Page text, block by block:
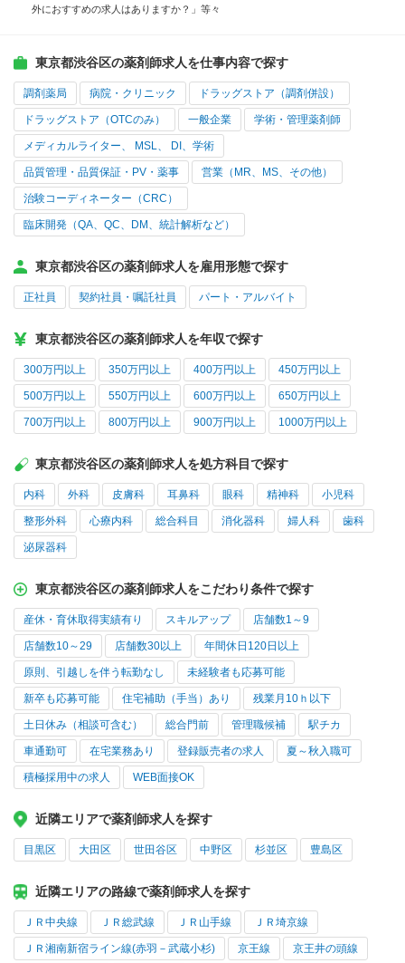
外におすすめの求人はありますか？」等々
東京都渋谷区の薬剤師求人を仕事内容で探す
調剤薬局 病院・クリニック ドラッグストア（調剤併設）
ドラッグストア（OTCのみ） 一般企業 学術・管理薬剤師
メディカルライター、 MSL、 DI、学術
品質管理・品質保証・PV・薬事 営業（MR、MS、その他）
治験コーディネーター（CRC）
臨床開発（QA、QC、DM、統計解析など）
東京都渋谷区の薬剤師求人を雇用形態で探す
正社員 契約社員・嘱託社員 パート・アルバイト
東京都渋谷区の薬剤師求人を年収で探す
300万円以上 350万円以上 400万円以上 450万円以上
500万円以上 550万円以上 600万円以上 650万円以上
700万円以上 800万円以上 900万円以上 1000万円以上
東京都渋谷区の薬剤師求人を処方科目で探す
内科 外科 皮膚科 耳鼻科 眼科 精神科 小児科
整形外科 心療内科 総合科目 消化器科 婦人科 歯科
泌尿器科
東京都渋谷区の薬剤師求人をこだわり条件で探す
産休・育休取得実績有り スキルアップ 店舗数1～9
店舗数10～29 店舗数30以上 年間休日120日以上
原則、引越しを伴う転勤なし 未経験者も応募可能
新卒も応募可能 住宅補助（手当）あり 残業月10ｈ以下
土日休み（相談可含む） 総合門前 管理職候補 駅チカ
車通勤可 在宅業務あり 登録販売者の求人 夏～秋入職可
積極採用中の求人 WEB面接OK
近隣エリアで薬剤師求人を探す
目黒区 大田区 世田谷区 中野区 杉並区 豊島区
近隣エリアの路線で薬剤師求人を探す
ＪＲ中央線 ＪＲ総武線 ＪＲ山手線 ＪＲ埼京線
ＪＲ湘南新宿ライン線(赤羽－武蔵小杉) 京王線 京王井の頭線